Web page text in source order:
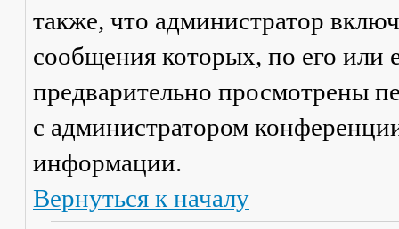
также, что администратор
сообщения которых, по его
предварительно просмотрены
с администратором
информации.
Вернуться к началу